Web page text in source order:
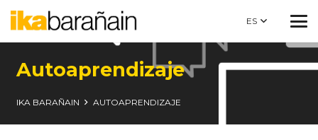
ES
Autoaprendizaje
IKA BARAÑAIN AUTOAPRENDIZAJE